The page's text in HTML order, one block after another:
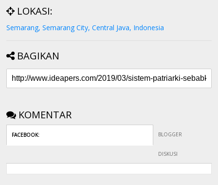
LOKASI:
Semarang, Semarang City, Central Java, Indonesia
BAGIKAN
KOMENTAR
FACEBOOK: BLOGGER
DISKUSI